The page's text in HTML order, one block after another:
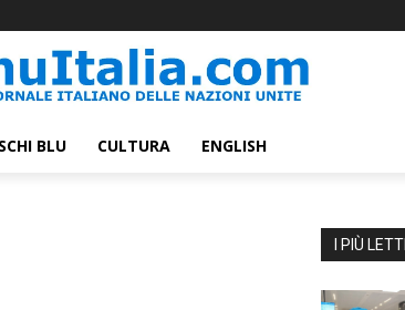
BLU CULTURA ENGLISH
I PIÙ LETTI